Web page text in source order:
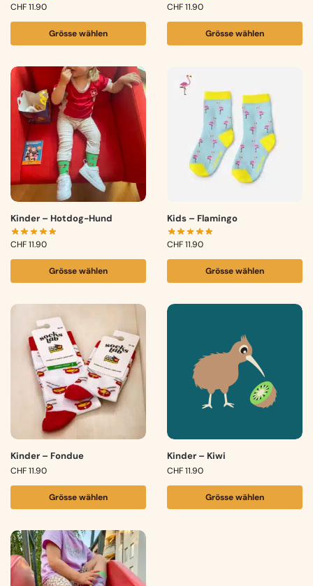
CHF11.90
Grösse wählen
CHF11.90
Grösse wählen
Kinder – Hotdog-Hund
CHF11.90
Grösse wählen
Kids – Flamingo
CHF11.90
Grösse wählen
Kinder – Fondue
CHF11.90
Grösse wählen
Kinder – Kiwi
CHF11.90
Grösse wählen